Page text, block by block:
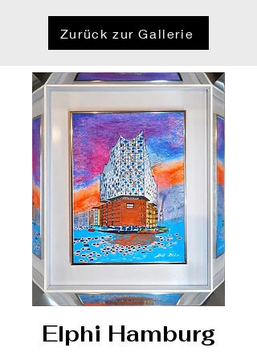
Zurück zur Gallerie
Elphi Hamburg